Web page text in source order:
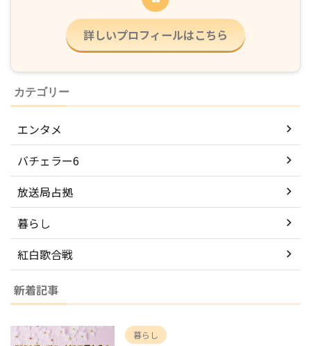
詳しいプロフィールはこちら
カテゴリー
エンタメ
バチェラー6
放送局占拠
暮らし
紅白歌合戦
新着記事
暮らし